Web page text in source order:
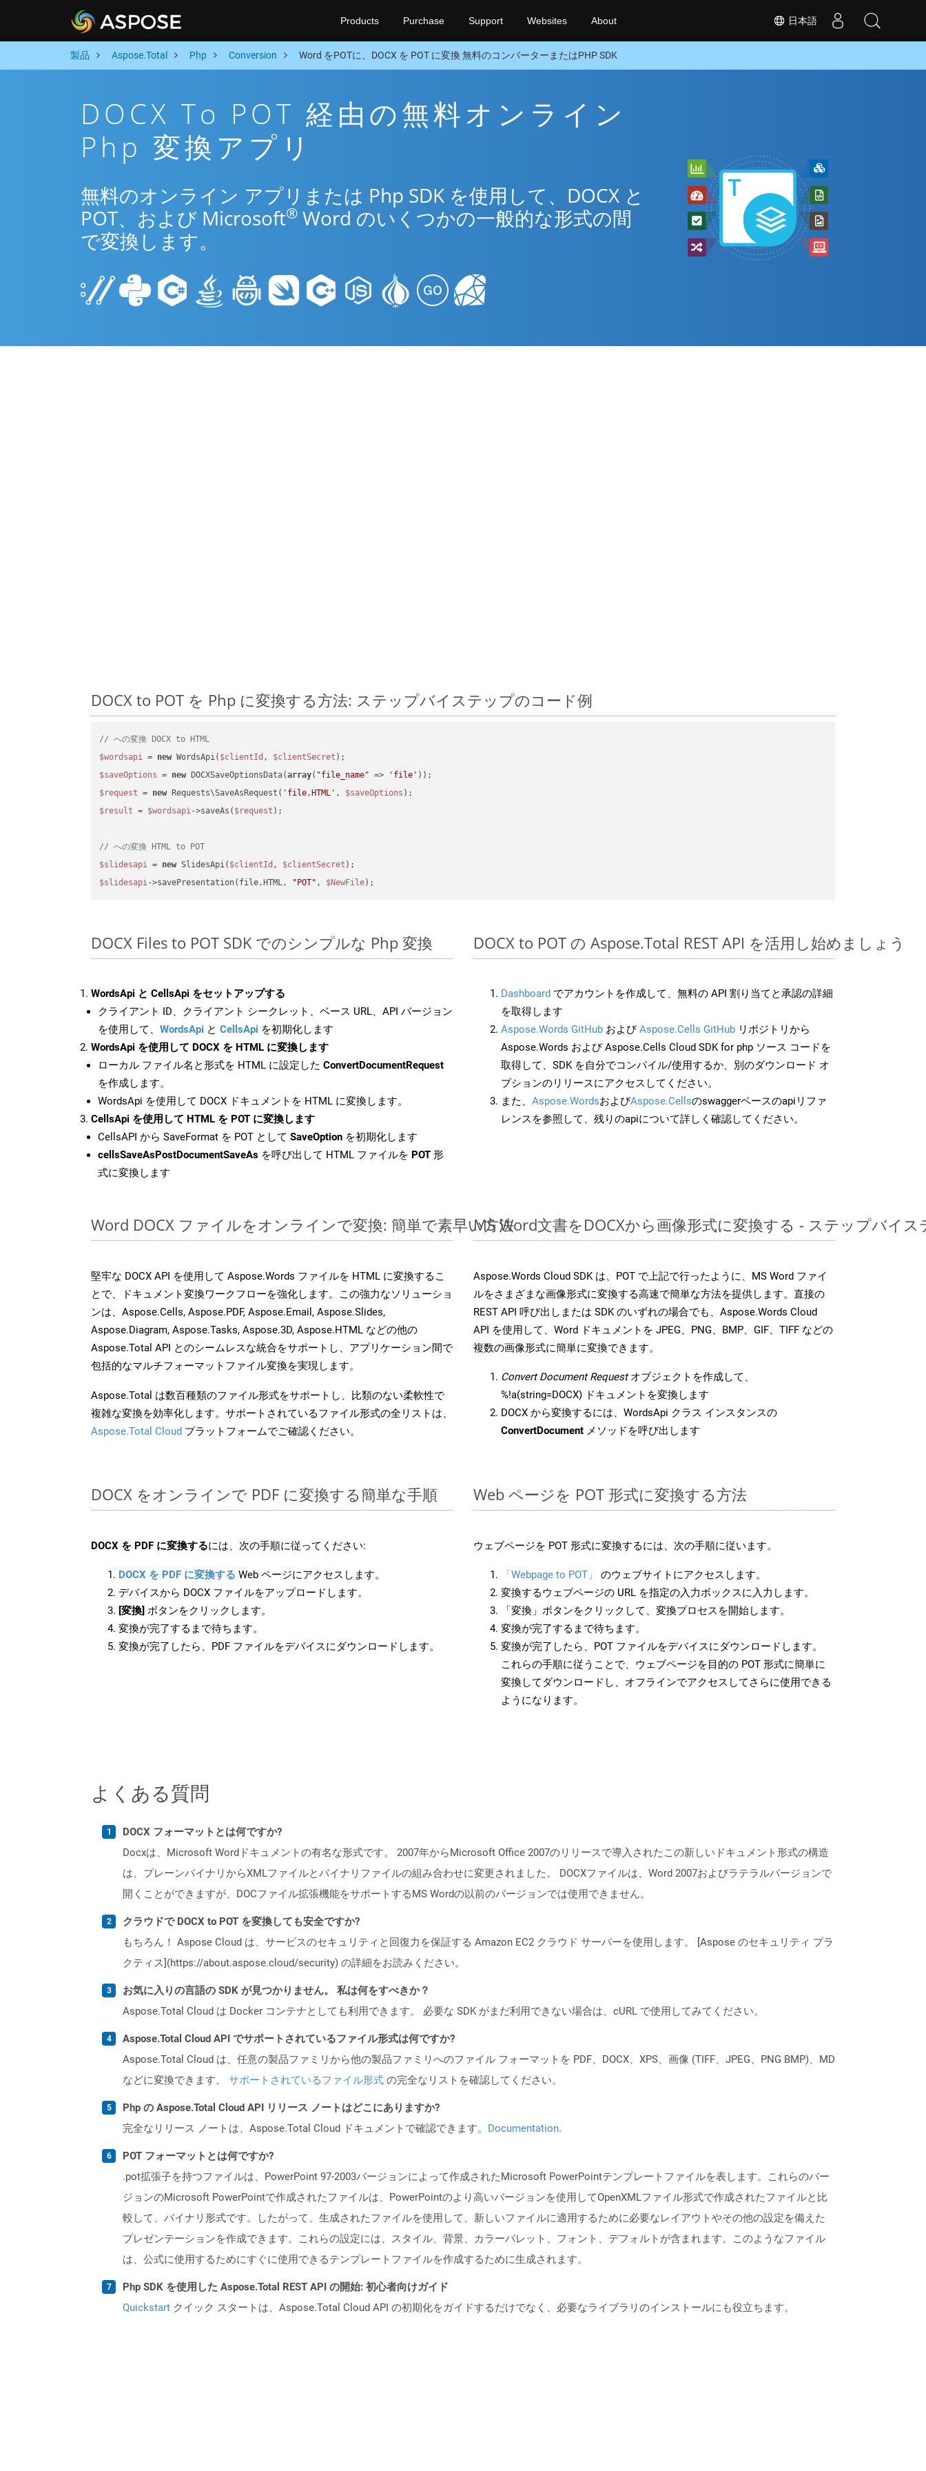
日本語
Products Purchase Support Websites About
製品 Aspose.Total Php Conversion Word をPOTに、DOCX を POT に変換 無料のコンバーターまたはPHP SDK
DOCX To POT 経由の無料オンライン
Php 変換アプリ
無料のオンライン アプリまたは Php SDK を使用して、DOCX と
POT、および Microsoft® Word のいくつかの一般的な形式の間
で変換します。
DOCX to POT を Php に変換する方法: ステップバイステップのコード例
// への変換 DOCX to HTML
$wordsapi = new WordsApi( $clientId , $clientSecret
$saveOptions = new DOCXSaveOptionsData(array( "file_name" => 'file'
$request = new Requests\SaveAsRequest( 'file.HTML' , $saveOptions
$result = $wordsapi->saveAs( $request );
// への変換 HTML to POT
$slidesapi = new SlidesApi( $clientId , $clientSecret
$slidesapi->savePresentation(file.HTML, "POT" , $NewFile
DOCX Files to POT SDK でのシンプルな Php 変換
WordsApi と CellsApi をセットアップする
クライアント ID、クライアント シークレット、ベース URL、API バージョン
を使用して、 WordsApi と CellsApi を初期化します
WordsApi を使用して DOCX を HTML に変換します
ローカル ファイル名と形式を HTML に設定した ConvertDocumentRequest
を作成します。
WordsApi を使用して DOCX ドキュメントを HTML に変換します。
CellsApi を使用して HTML を POT に変換します
CellsAPI から SaveFormat を POT として SaveOption を初期化します
cellsSaveAsPostDocumentSaveAs を呼び出して HTML ファイルを POT 形
式に変換します
DOCX to POT の Aspose.Total REST API を活用し始めましょう
Dashboard でアカウントを作成して、無料の API 割り当てと承認の詳細
を取得します
Aspose.Words GitHub およびAspose.Cells GitHub リポジトリから
Aspose.Words および Aspose.Cells Cloud SDK for php ソース コードを
取得して、SDK を自分でコンパイル/使用するか、別のダウンロード オ
プションのリリースにアクセスしてください。
また、 Aspose.WordsおよびAspose.Cellsのswaggerベースのapiリファ
レンスを参照して、残りのapiについて詳しく確認してください。
Word DOCX ファイルをオンラインで変換: 簡単で素早い方法
堅牢な DOCX API を使用して Aspose.Words ファイルを HTML に変換するこ
とで、ドキュメント変換ワークフローを強化します。この強力なソリューショ
ンは、Aspose.Cells, Aspose.PDF, Aspose.Email, Aspose.Slides,
Aspose.Diagram, Aspose.Tasks, Aspose.3D, Aspose.HTML などの他の
Aspose.Total API とのシームレスな統合をサポートし、アプリケーション間で
包括的なマルチフォーマットファイル変換を実現します。
Aspose.Total は数百種類のファイル形式をサポートし、比類のない柔軟性で
複雑な変換を効率化します。サポートされているファイル形式の全リストは、
Aspose.Total Cloud プラットフォームでご確認ください。
MS Word文書をDOCXから画像形式に変換する - ステップバイ
Aspose.Words Cloud SDK は、POT で上記で行ったように、MS Word ファイ
ルをさまざまな画像形式に変換する高速で簡単な方法を提供します。直接の
REST API 呼び出しまたは SDK のいずれの場合でも、Aspose.Words Cloud
API を使用して、Word ドキュメントを JPEG、PNG、BMP、GIF、TIFF などの
複数の画像形式に簡単に変換できます。
Convert Document Requestオブジェクトを作成して、
%!a(string=DOCX) ドキュメントを変換します
DOCX から変換するには、WordsApi クラス インスタンスの
ConvertDocument メソッドを呼び出します
DOCX をオンラインで PDF に変換する簡単な手順
DOCX を PDF に変換するには、次の手順に従ってください:
DOCX を PDF に変換する Web ページにアクセスします。
デバイスから DOCX ファイルをアップロードします。
[変換] ボタンをクリックします。
変換が完了するまで待ちます。
変換が完了したら、PDF ファイルをデバイスにダウンロードします。
Web ページを POT 形式に変換する方法
ウェブページを POT 形式に変換するには、次の手順に従います。
「Webpage to POT」
のウェブサイトにアクセスします。
変換するウェブページの URL を指定の入力ボックスに入力します。
「変換」ボタンをクリックして、変換プロセスを開始します。
変換が完了するまで待ちます。
変換が完了したら、POT ファイルをデバイスにダウンロードします。
これらの手順に従うことで、ウェブページを目的の POT 形式に簡単に
変換してダウンロードし、オフラインでアクセスしてさらに使用できる
ようになります。
よくある質問
DOCX フォーマットとは何ですか?
Docxは、Microsoft Wordドキュメントの有名な形式です。 2007年からMicrosoft Office 2007のリリースで導入されたこの新しいドキュメント形式の構造
は、プレーンバイナリからXMLファイルとバイナリファイルの組み合わせに変更されました。 DOCXファイルは、Word 2007およびラテラルバージョンで
開くことができますが、DOCファイル拡張機能をサポートするMS Wordの以前のバージョンでは使用できません。
クラウドで DOCX to POT を変換しても安全ですか?
もちろん！ Aspose Cloud は、サービスのセキュリティと回復力を保証する Amazon EC2 クラウド サーバーを使用します。 [Aspose のセキュリティ プラ
クティス](https://about.aspose.cloud/security) の詳細をお読みください。
お気に入りの言語の SDK が見つかりません。 私は何をすべきか？
Aspose.Total Cloud は Docker コンテナとしても利用できます。 必要な SDK がまだ利用できない場合は、cURL で使用してみてください。
Aspose.Total Cloud API でサポートされているファイル形式は何ですか?
Aspose.Total Cloud は、任意の製品ファミリから他の製品ファミリへのファイル フォーマットを PDF、DOCX、XPS、画像 (TIFF、JPEG、PNG BMP)、MD
などに変換できます。 サポートされているファイル形式 の完全なリストを確認してください。
Php の Aspose.Total Cloud API リリース ノートはどこにありますか?
完全なリリース ノートは、Aspose.Total Cloud ドキュメントで確認できます。 Documentation.
POT フォーマットとは何ですか?
.pot拡張子を持つファイルは、PowerPoint 97-2003バージョンによって作成されたMicrosoft PowerPointテンプレートファイルを表します。これらのバー
ジョンのMicrosoft PowerPointで作成されたファイルは、PowerPointのより高いバージョンを使用してOpenXMLファイル形式で作成されたファイルと比
較して、バイナリ形式です。したがって、生成されたファイルを使用して、新しいファイルに適用するために必要なレイアウトやその他の設定を備えた
プレゼンテーションを作成できます。これらの設定には、スタイル、背景、カラーパレット、フォント、デフォルトが含まれます。このようなファイル
は、公式に使用するためにすぐに使用できるテンプレートファイルを作成するために生成されます。
Php SDK を使用した Aspose.Total REST API の開始: 初心者向けガイド
Quickstart クイック スタートは、Aspose.Total Cloud API の初期化をガイドするだけでなく、必要なライブラリのインストールにも役立ちます。